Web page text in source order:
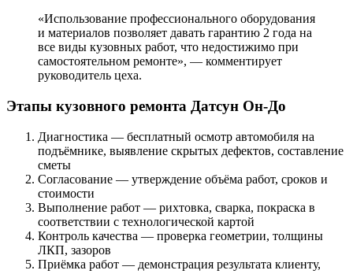
«Использование профессионального оборудования
и материалов позволяет давать гарантию 2 года на
все виды кузовных работ, что недостижимо при
самостоятельном ремонте», — комментирует
руководитель цеха.
Этапы кузовного ремонта Датсун Он-До
Диагностика — бесплатный осмотр автомобиля на
подъёмнике, выявление скрытых дефектов, составление
сметы
Согласование — утверждение объёма работ, сроков и
стоимости
Выполнение работ — рихтовка, сварка, покраска в
соответствии с технологической картой
Контроль качества — проверка геометрии, толщины
ЛКП, зазоров
Приёмка работ — демонстрация результата клиенту,